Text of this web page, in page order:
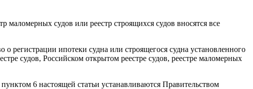
маломерных судов или реестр строящихся судов вносятся все
регистрации ипотеки судна или строящегося судна установленного
судов, Российском открытом реестре судов, реестре маломерных
6 настоящей статьи устанавливаются Правительством